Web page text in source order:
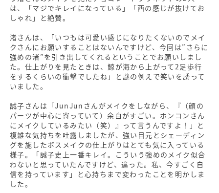
は、「マジでキレイになっている」「西の感じが抜けてお
しゃれ」と絶賛。
渚さんは、「いつもは可愛い感じになりたくないのでメイ
クさんにお願いすることはないんですけど、今回は”さらに
強めの渚”を引き出してくれるということでお願いしまし
た。仕上がりを見たときは、鯨が海から上がって2足歩行
をするくらいの衝撃でしたね」と謎の例えで笑いを誘って
いました。
誠子さんは「JunJunさんがメイクをしながら、『（顔の
パーツが中心に寄っていて）余白がすごい。ホンコンさん
にメイクしているみたい（笑）』って言うんですよ！」と
複雑な気持ちを吐露しましたが、強い目元とシェーディン
グを施したボスメイクの仕上がりはとても気に入っている
様子。「誠子史上一番キレイ。こういう強めのメイク似合
わないと思っていたんですけど、違った。私、今すごく自
信を持っています」と心持ちまで変わったことを明かしま
した。